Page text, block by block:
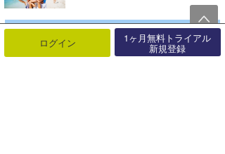
ログイン 1ヶ月無料トライアル
新規登録